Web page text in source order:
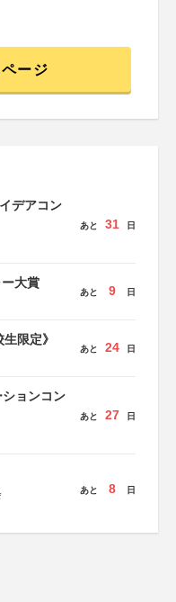
ージ
デアコン
あと 31 日
大賞
あと 9 日
限定》
あと 24 日
ョンコン
あと 27 日
あと 8 日